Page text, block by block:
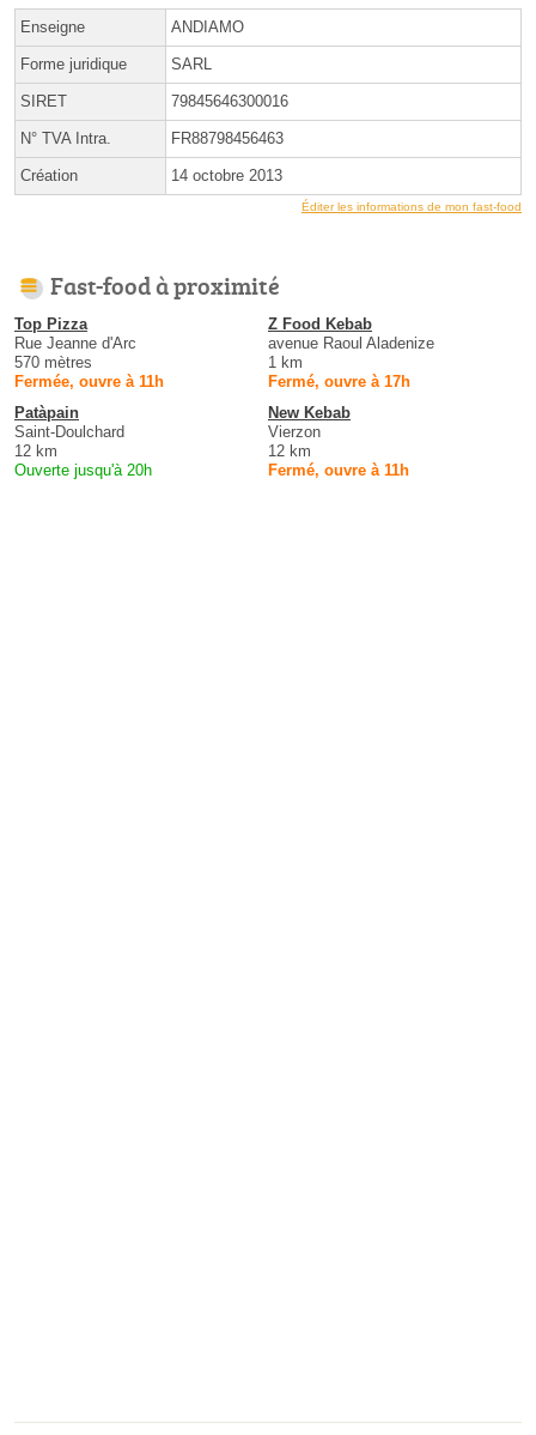
Enseigne ANDIAMO
Forme juridique SARL
SIRET 79845646300016
N° TVA Intra. FR88798456463
Création 14 octobre 2013
Éditer les informations de mon fast-food
Fast-food à proximité
Top Pizza
Rue Jeanne d'Arc
570 mètres
Fermée, ouvre à 11h
Z Food Kebab
avenue Raoul Aladenize
1 km
Fermé, ouvre à 17h
Patàpain
Saint-Doulchard
12 km
Ouverte jusqu'à 20h
New Kebab
Vierzon
12 km
Fermé, ouvre à 11h